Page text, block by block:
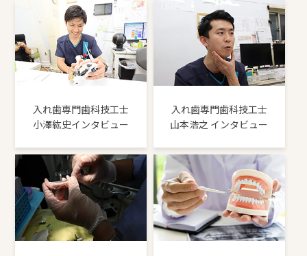
入れ歯専門歯科技工士
小澤紘史インタビュー
入れ歯専門歯科技工士
山本浩之 インタビュー